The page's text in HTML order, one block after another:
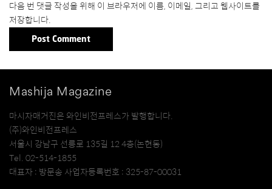
다음 번 댓글 작성을 위해 이 브라우저에 이름, 이메일, 그리고 웹사이트를
저장합니다.
Mashija Magazine
마시자매거진은 와인비전프레스가 발행합니다.
(주)와인비전프레스
서울시 강남구 선릉로 135길 12 4층(논현동)
Tel. 02-514-1855
대표자 : 방문송 사업자등록번호 : 325-87-00031